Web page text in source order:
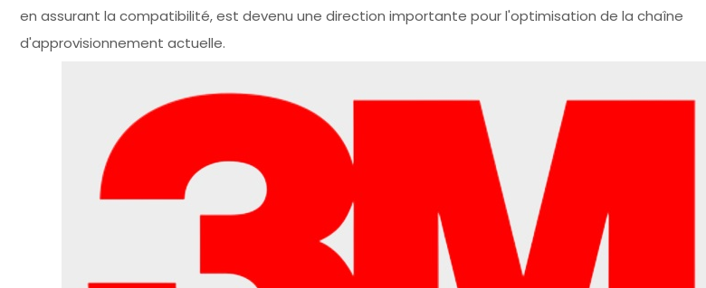
en assurant la compatibilité, est devenu une direction importante pour l'optimisation de la chaîne
d'approvisionnement actuelle.